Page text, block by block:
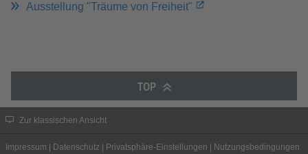
Ausstellung "Träume von Freiheit"
TOP
Zur klassischen Ansicht
Impressum Datenschutz Privatsphäre-Einstellungen
Nutzungsbedingungen